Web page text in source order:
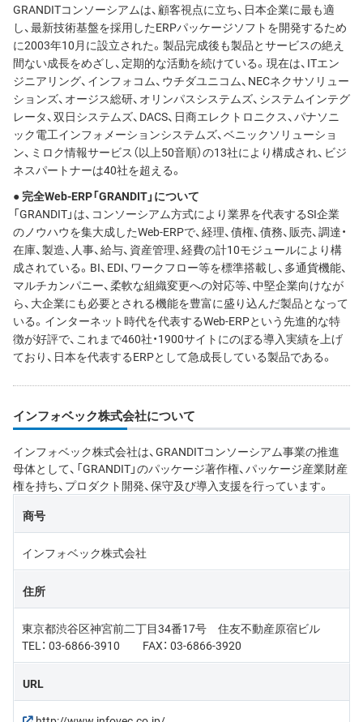
GRANDITコンソーシアムは、顧客視点に立ち、日本企業に最も適
し、最新技術基盤を採用したERPパッケージソフトを開発するため
に2003年10月に設立された。製品完成後も製品とサービスの絶え
間ない成長をめざし、定期的な活動を続けている。現在は、ITエン
ジニアリング、インフォコム、ウチダユニコム、NECネクサソリュー
ションズ、オージス総研、オリンパスシステムズ、システムインテグ
レータ、双日システムズ、DACS、日商エレクトロニクス、パナソニ
ック電工インフォメーションシステムズ、ベニックソリューショ
ン、ミロク情報サービス（以上50音順）の13社により構成され、ビジ
ネスパートナーは40社を超える。
● 完全Web-ERP「GRANDIT」について
「GRANDIT」は、コンソーシアム方式により業界を代表するSI企業
のノウハウを集大成したWeb-ERPで、経理、債権、債務、販売、調達・
在庫、製造、人事、給与、資産管理、経費の計10モジュールにより構
成されている。BI、EDI、ワークフロー等を標準搭載し、多通貨機能、
マルチカンパニー、柔軟な組織変更への対応等、中堅企業向けなが
ら、大企業にも必要とされる機能を豊富に盛り込んだ製品となって
いる。インターネット時代を代表するWeb-ERPという先進的な特
徴が好評で、これまで460社・1900サイトにのぼる導入実績を上げ
ており、日本を代表するERPとして急成長している製品である。
インフォベック株式会社について
インフォベック株式会社は、GRANDITコンソーシアム事業の推進
母体として、「GRANDIT」のパッケージ著作権、パッケージ産業財産
権を持ち、プロダクト開発、保守及び導入支援を行っています。
商号
インフォベック株式会社
住所
東京都渋谷区神宮前二丁目34番17号 住友不動産原宿ビル
TEL： 03-6866-3910 FAX： 03-6866-3920
URL